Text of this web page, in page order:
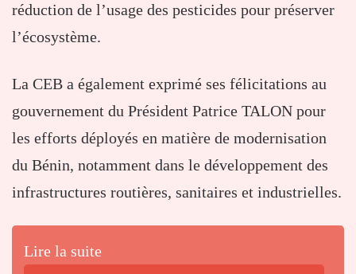
réduction de l’usage des pesticides pour préserver
l’écosystème.
La CEB a également exprimé ses félicitations au
gouvernement du Président Patrice TALON pour
les efforts déployés en matière de modernisation
du Bénin, notamment dans le développement des
infrastructures routières, sanitaires et industrielles.
Lire la suite